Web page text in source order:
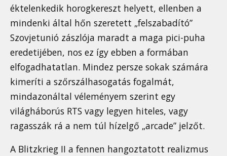
éktelenkedik horogkereszt helyett, ellenben a
mindenki által hőn szeretett „felszabadító”
Szovjetunió zászlója maradt a maga pici-puha
eredetijében, nos ez így ebben a formában
elfogadhatatlan. Mindez persze sokak számára
kimeríti a szőrszálhasogatás fogalmát,
mindazonáltal véleményem szerint egy
világháborús RTS vagy legyen hiteles, vagy
ragasszák rá a nem túl hízelgő „arcade” jelzőt.
A Blitzkrieg II a fennen hangoztatott realizmus